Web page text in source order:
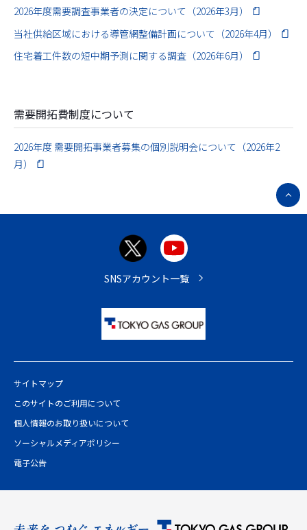
2026年度需要調査事業者の決定について（2026年3月）
当社供給区域における導管網整備計画について（2026年4月）
住宅着工件数の短中期予測に関する調査（2026年6月）
需要開拓費制度について
2026年度 需要開拓事業者募集の個別説明会について（2026年2
月）
ペ
ー
サイトマップ
このサイトのご利用について
個人情報のお取り扱いについて
ソーシャルメディアポリシー
電子公告
SNSアカウント一覧